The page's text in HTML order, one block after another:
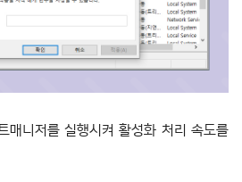
니저를 실행시켜 활성화 처리 속도를